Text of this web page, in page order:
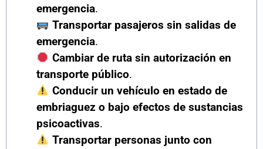
emergencia.
Transportar pasajeros sin salidas de
emergencia.
Cambiar de ruta sin autorización en
transporte público.
Conducir un vehículo en estado de
embriaguez o bajo efectos de sustancias
psicoactivas.
Transportar personas junto con